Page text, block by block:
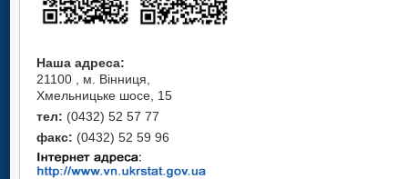
Наша адреса:
21100 , м. Вінниця,
Хмельницьке шосе, 15
тел: (0432) 52 57 77
факс: (0432) 52 59 96